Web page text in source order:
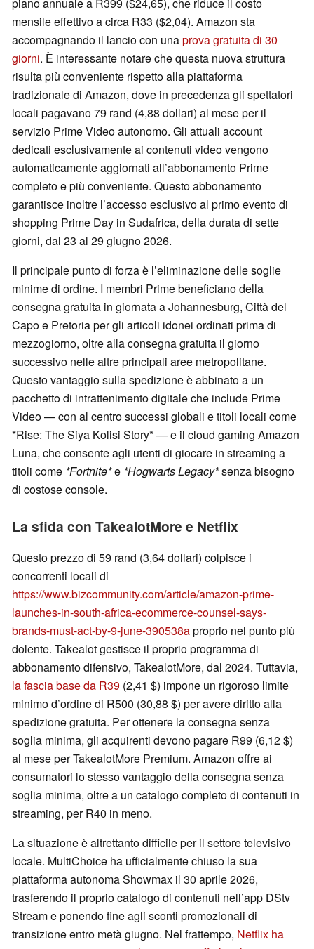
mensile effettivo a circa R33 ($2,04). Amazon sta
accompagnando il lancio con unaprova gratuita di 30
giorni. È interessante notare che questa nuova struttura
risulta più conveniente rispetto alla piattaforma
tradizionale di Amazon, dove in precedenza gli spettatori
locali pagavano 79 rand (4,88 dollari) al mese per il
servizio Prime Video autonomo. Gli attuali account
dedicati esclusivamente ai contenuti video vengono
automaticamente aggiornati all’abbonamento Prime
completo e più conveniente. Questo abbonamento
garantisce inoltre l’accesso esclusivo al primo evento di
shopping Prime Day in Sudafrica, della durata di sette
giorni, dal 23 al 29 giugno 2026.
Il principale punto di forza è l’eliminazione delle soglie
minime di ordine. I membri Prime beneficiano della
consegna gratuita in giornata a Johannesburg, Città del
Capo e Pretoria per gli articoli idonei ordinati prima di
mezzogiorno, oltre alla consegna gratuita il giorno
successivo nelle altre principali aree metropolitane.
Questo vantaggio sulla spedizione è abbinato a un
pacchetto di intrattenimento digitale che include Prime
Video — con al centro successi globali e titoli locali come
*Rise: The Siya Kolisi Story* — e il cloud gaming Amazon
Luna, che consente agli utenti di giocare in streaming a
titoli come *Fortnite*e *Hogwarts Legacy*senza bisogno
di costose console.
La sfida con TakealotMore e Netflix
Questo prezzo di 59 rand (3,64 dollari) colpisce i
concorrenti locali di
https://www.bizcommunity.com/article/amazon-prime-
launches-in-south-africa-ecommerce-counsel-says-
brands-must-act-by-9-june-390538aproprio nel punto più
dolente. Takealot gestisce il proprio programma di
abbonamento difensivo, TakealotMore, dal 2024. Tuttavia,
la fascia base da R39 (2,41 $) impone un rigoroso limite
minimo d’ordine di R500 (30,88 $) per avere diritto alla
spedizione gratuita. Per ottenere la consegna senza
soglia minima, gli acquirenti devono pagare R99 (6,12 $)
al mese per TakealotMore Premium. Amazon offre ai
consumatori lo stesso vantaggio della consegna senza
soglia minima, oltre a un catalogo completo di contenuti in
streaming, per R40 in meno.
La situazione è altrettanto difficile per il settore televisivo
locale. MultiChoice ha ufficialmente chiuso la sua
piattaforma autonoma Showmax il 30 aprile 2026,
trasferendo il proprio catalogo di contenuti nell’app DStv
Stream e ponendo fine agli sconti promozionali di
transizione entro metà giugno. Nel frattempo, Netflix ha